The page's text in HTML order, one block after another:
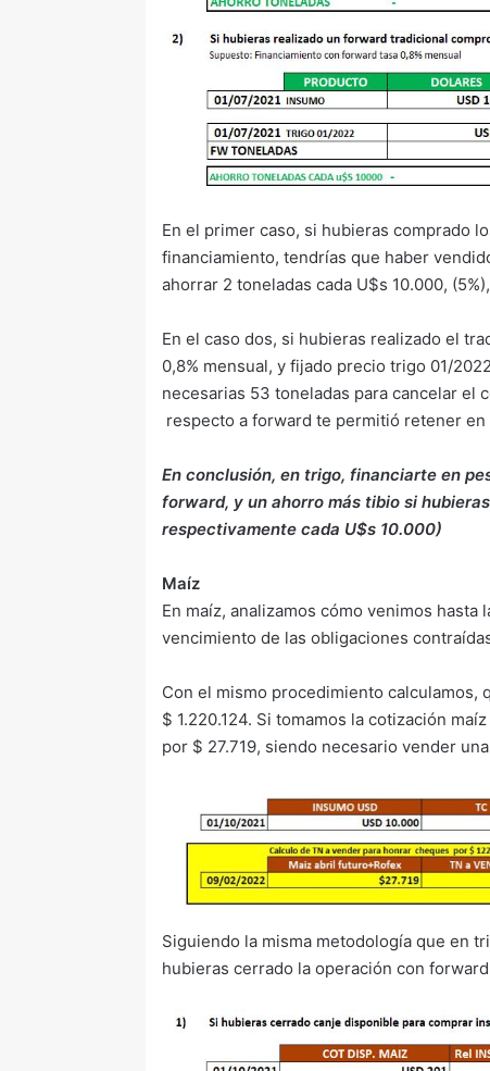
En el primer caso, si hubieras comprado
financiamiento, tendrías que haber
ahorrar 2 toneladas cada U$s 10.000,
En el caso dos, si hubieras realizado el
0,8% mensual, y fijado precio trigo 01/
necesarias 53 toneladas para cancelar el
respecto a forward te permitió retener en
En conclusión, en trigo, financiarte en
forward, y un ahorro más tibio si
respectivamente cada U$s 10.000)
Maíz
En maíz, analizamos cómo venimos
vencimiento de las obligaciones
Con el mismo procedimiento
$ 1.220.124. Si tomamos la cotización
por $ 27.719, siendo necesario vender
Siguiendo la misma metodología que en
hubieras cerrado la operación con